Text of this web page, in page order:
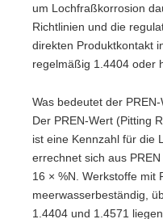
um Lochfraßkorrosion
Richtlinien und die
direkten Produktkontakt
regelmäßig 1.4404 oder
Was bedeutet der
Der PREN-Wert (Pitting
ist eine Kennzahl für die
errechnet sich aus
16 × %N. Werkstoffe mit
meerwasserbeständig,
1.4404 und 1.4571